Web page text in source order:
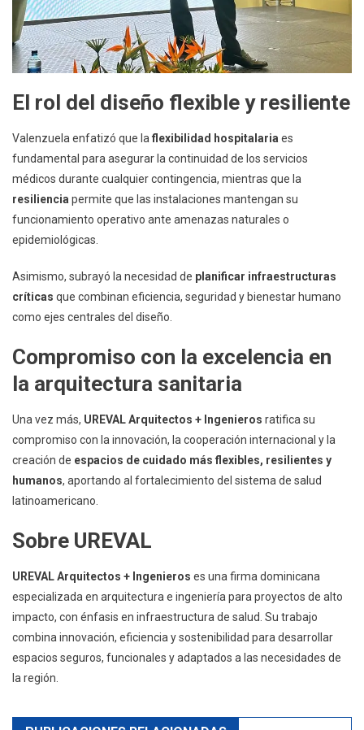
El rol del diseño flexible y resiliente
Valenzuela enfatizó que la flexibilidad hospitalaria es
fundamental para asegurar la continuidad de los servicios
médicos durante cualquier contingencia, mientras que la
resiliencia permite que las instalaciones mantengan su
funcionamiento operativo ante amenazas naturales o
epidemiológicas.
Asimismo, subrayó la necesidad de planificar infraestructuras
críticas que combinan eficiencia, seguridad y bienestar humano
como ejes centrales del diseño.
Compromiso con la excelencia en
la arquitectura sanitaria
Una vez más, UREVAL Arquitectos + Ingenieros ratifica su
compromiso con la innovación, la cooperación internacional y la
creación de espacios de cuidado más flexibles, resilientes y
humanos, aportando al fortalecimiento del sistema de salud
latinoamericano.
Sobre UREVAL
UREVAL Arquitectos + Ingenieros es una firma dominicana
especializada en arquitectura e ingeniería para proyectos de alto
impacto, con énfasis en infraestructura de salud. Su trabajo
combina innovación, eficiencia y sostenibilidad para desarrollar
espacios seguros, funcionales y adaptados a las necesidades de
la región.